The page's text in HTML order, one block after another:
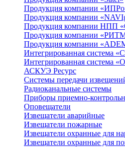
Продукция компании
Продукция компании
Продукция компании НПП
Продукция компании
Продукция компании
Интегрированная система
Интегрированная система
АСКУЭ Ресурс
Системы передачи
Радиоканальные системы
Приборы приемно-
Оповещатели
Извещатели аварийные
Извещатели пожарные
Извещатели охранные для
Извещатели охранные для